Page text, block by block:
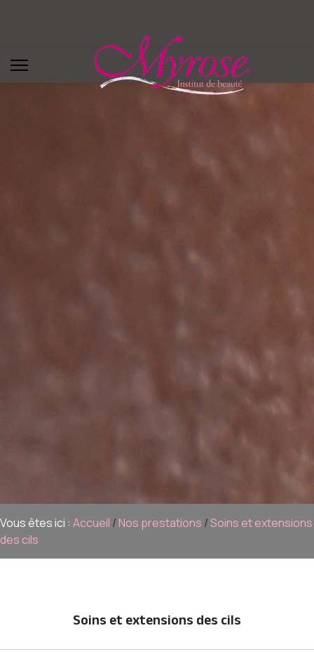
Vous êtes ici : Accueil /Nos prestations /Soins et extensions
des cils
Soins et extensions des cils